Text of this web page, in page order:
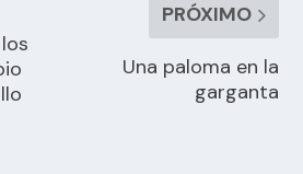
PRÓXIMO
Una paloma en la
garganta